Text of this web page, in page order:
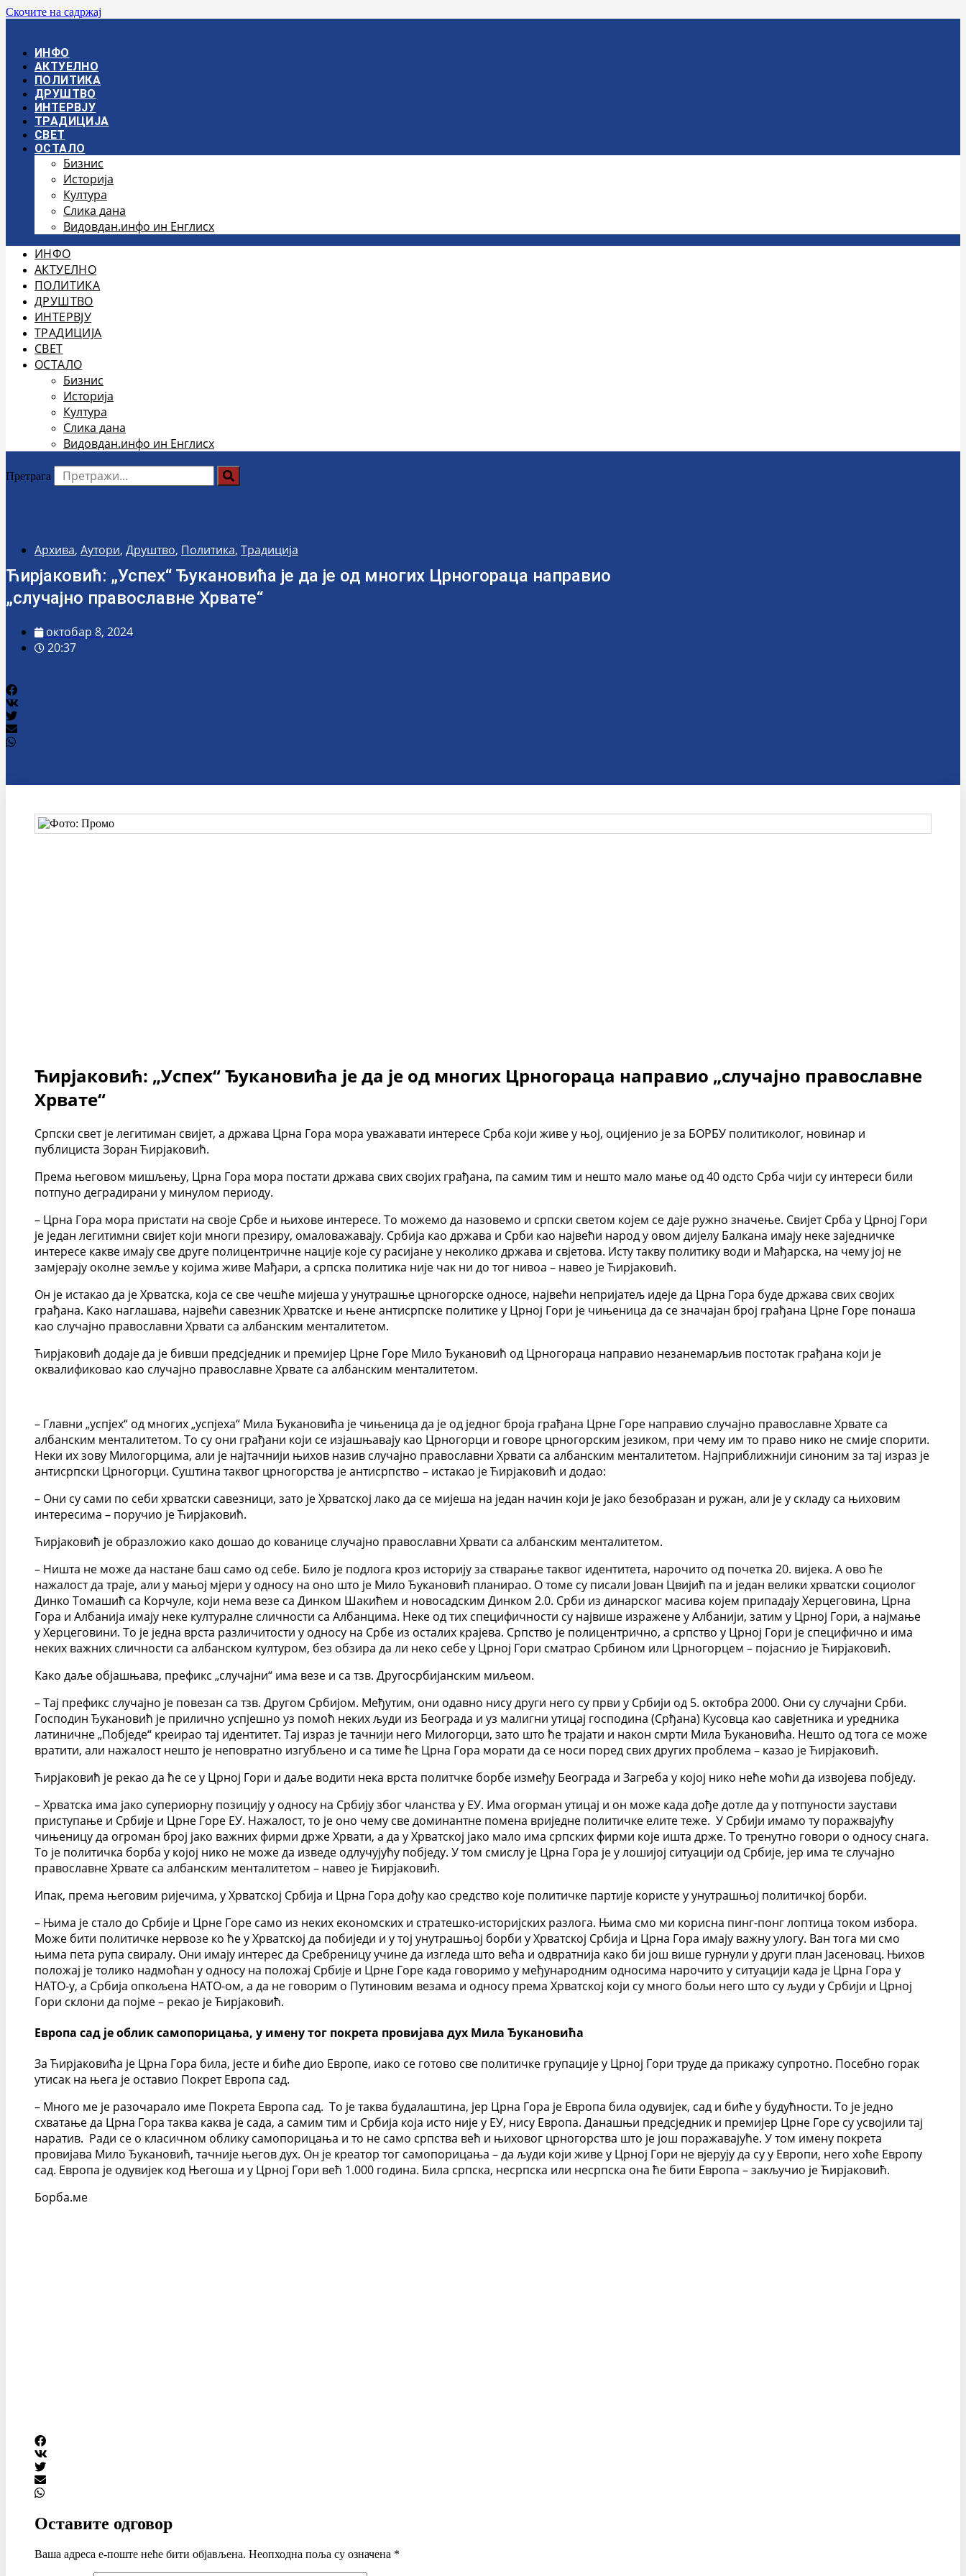
Скочите на садржај
ИНФО
АКТУЕЛНО
ПОЛИТИКА
ДРУШТВО
ИНТЕРВЈУ
ТРАДИЦИЈА
СВЕТ
ОСТАЛО
Бизнис
Историја
Култура
Слика дана
Видовдан.инфо ин Енглисх
ИНФО
АКТУЕЛНО
ПОЛИТИКА
ДРУШТВО
ИНТЕРВЈУ
ТРАДИЦИЈА
СВЕТ
ОСТАЛО
Бизнис
Историја
Култура
Слика дана
Видовдан.инфо ин Енглисх
Претрага
Архива, Аутори, Друштво, Политика, Традиција
Ћирјаковић: „Успех“ Ђукановића је да је од многих Црногораца направио
„случајно православне Хрвате“
октобар 8, 2024
20:37
Ћирјаковић: „Успех“ Ђукановића је да је од многих Црногораца направио „случајно православне
Хрвате“
Српски свет је легитиман свијет, а држава Црна Гора мора уважавати интересе Срба који живе у њој, оцијенио је за БОРБУ политиколог, новинар и
публициста Зоран Ћирјаковић.
Према његовом мишљењу, Црна Гора мора постати држава свих својих грађана, па самим тим и нешто мало мање од 40 одсто Срба чији су интереси били
потпуно деградирани у минулом периоду.
– Црна Гора мора пристати на своје Србе и њихове интересе. То можемо да назовемо и српски светом којем се даје ружно значење. Свијет Срба у Црној Гори
је један легитимни свијет који многи презиру, омаловажавају. Србија као држава и Срби као највећи народ у овом дијелу Балкана имају неке заједничке
интересе какве имају све друге полицентричне нације које су расијане у неколико држава и свјетова. Исту такву политику води и Мађарска, на чему јој не
замјерају околне земље у којима живе Мађари, а српска политика није чак ни до тог нивоа – навео је Ћирјаковић.
Он је истакао да је Хрватска, која се све чешће мијеша у унутрашње црногорске односе, највећи непријатељ идеје да Црна Гора буде држава свих својих
грађана. Како наглашава, највећи савезник Хрватске и њене антисрпске политике у Црној Гори је чињеница да се значајан број грађана Црне Горе понаша
као случајно православни Хрвати са албанским менталитетом.
Ћирјаковић додаје да је бивши предсједник и премијер Црне Горе Мило Ђукановић од Црногораца направио незанемарљив постотак грађана који је
оквалификовао као случајно православне Хрвате са албанским менталитетом.
– Главни „успјех“ од многих „успјеха“ Мила Ђукановића је чињеница да је од једног броја грађана Црне Горе направио случајно православне Хрвате са
албанским менталитетом. То су они грађани који се изјашњавају као Црногорци и говоре црногорским језиком, при чему им то право нико не смије спорити.
Неки их зову Милогорцима, али је најтачнији њихов назив случајно православни Хрвати са албанским менталитетом. Најприближнији синоним за тај израз је
антисрпски Црногорци. Суштина таквог црногорства је антисрпство – истакао је Ћирјаковић и додао:
– Они су сами по себи хрватски савезници, зато је Хрватској лако да се мијеша на један начин који је јако безобразан и ружан, али је у складу са њиховим
интересима – поручио је Ћирјаковић.
Ћирјаковић је образложио како дошао до кованице случајно православни Хрвати са албанским менталитетом.
– Ништа не може да настане баш само од себе. Било је подлога кроз историју за стварање таквог идентитета, нарочито од почетка 20. вијека. А ово ће
нажалост да траје, али у мањој мјери у односу на оно што је Мило Ђукановић планирао. О томе су писали Јован Цвијић па и један велики хрватски социолог
Динко Томашић са Корчуле, који нема везе са Динком Шакићем и новосадским Динком 2.0. Срби из динарског масива којем припадају Херцеговина, Црна
Гора и Албанија имају неке културалне сличности са Албанцима. Неке од тих специфичности су највише изражене у Албанији, затим у Црној Гори, а најмање
у Херцеговини. То је једна врста различитости у односу на Србе из осталих крајева. Српство је полицентрично, а српство у Црној Гори је специфично и има
неких важних сличности са албанском културом, без обзира да ли неко себе у Црној Гори сматрао Србином или Црногорцем – појаснио је Ћирјаковић.
Како даље објашњава, префикс „случајни“ има везе и са тзв. Другосрбијанским миљеом.
– Тај префикс случајно је повезан са тзв. Другом Србијом. Међутим, они одавно нису други него су први у Србији од 5. октобра 2000. Они су случајни Срби.
Господин Ђукановић је прилично успјешно уз помоћ неких људи из Београда и уз малигни утицај господина (Срђана) Кусовца као савјетника и уредника
латиничне „Побједе“ креирао тај идентитет. Тај израз је тачнији него Милогорци, зато што ће трајати и након смрти Мила Ђукановића. Нешто од тога се може
вратити, али нажалост нешто је неповратно изгубљено и са тиме ће Црна Гора морати да се носи поред свих других проблема – казао је Ћирјаковић.
Ћирјаковић је рекао да ће се у Црној Гори и даље водити нека врста политчке борбе између Београда и Загреба у којој нико неће моћи да извојева побједу.
– Хрватска има јако супериорну позицију у односу на Србију због чланства у ЕУ. Има огорман утицај и он може када дође дотле да у потпуности заустави
приступање и Србије и Црне Горе ЕУ. Нажалост, то је оно чему све доминантне помена вриједне политичке елите теже. У Србији имамо ту поражвајућу
чињеницу да огроман број јако важних фирми држе Хрвати, а да у Хрватској јако мало има српских фирми које ишта држе. То тренутно говори о односу снага.
То је политичка борба у којој нико не може да изведе одлучујућу побједу. У том смислу је Црна Гора је у лошијој ситуацији од Србије, јер има те случајно
православне Хрвате са албанским менталитетом – навео је Ћирјаковић.
Ипак, према његовим ријечима, у Хрватској Србија и Црна Гора дођу као средство које политичке партије користе у унутрашњој политичкој борби.
– Њима је стало до Србије и Црне Горе само из неких економских и стратешко-историјских разлога. Њима смо ми корисна пинг-понг лоптица током избора.
Може бити политичке нервозе ко ће у Хрватској да побиједи и у тој унутрашњој борби у Хрватској Србија и Црна Гора имају важну улогу. Ван тога ми смо
њима пета рупа свиралу. Они имају интерес да Сребреницу учине да изгледа што већа и одвратнија како би још више гурнули у други план Јасеновац. Њихов
положај је толико надмоћан у односу на положај Србије и Црне Горе када говоримо у међународним односима нарочито у ситуацији када је Црна Гора у
НАТО-у, а Србија опкољена НАТО-ом, а да не говорим о Путиновим везама и односу према Хрватској који су много бољи него што су људи у Србији и Црној
Гори склони да појме – рекао је Ћирјаковић.
Европа сад је облик самопорицања, у имену тог покрета провијава дух Мила Ђукановића
За Ћирјаковића је Црна Гора била, јесте и биће дио Европе, иако се готово све политичке групације у Црној Гори труде да прикажу супротно. Посебно горак
утисак на њега је оставио Покрет Европа сад.
– Много ме је разочарало име Покрета Европа сад. То је таква будалаштина, јер Црна Гора је Европа била одувијек, сад и биће у будућности. То је једно
схватање да Црна Гора таква каква је сада, а самим тим и Србија која исто није у ЕУ, нису Европа. Данашњи предсједник и премијер Црне Горе су усвојили тај
наратив. Ради се о класичном облику самопорицања и то не само српства већ и њиховог црногорства што је још поражавајуће. У том имену покрета
провијава Мило Ђукановић, тачније његов дух. Он је креатор тог самопорицања – да људи који живе у Црној Гори не вјерују да су у Европи, него хоће Европу
сад. Европа је одувијек код Његоша и у Црној Гори већ 1.000 година. Била српска, несрпска или несрпска она ће бити Европа – закључио је Ћирјаковић.
Борба.ме
Оставите одговор
Ваша адреса е-поште неће бити објављена. Неопходна поља су означена *